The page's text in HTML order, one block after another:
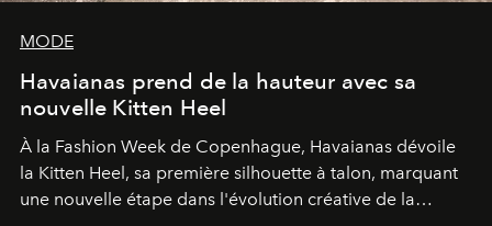
MODE
Havaianas prend de la hauteur avec sa
nouvelle Kitten Heel
À la Fashion Week de Copenhague, Havaianas dévoile
la Kitten Heel, sa première silhouette à talon, marquant
une nouvelle étape dans l'évolution créative de la